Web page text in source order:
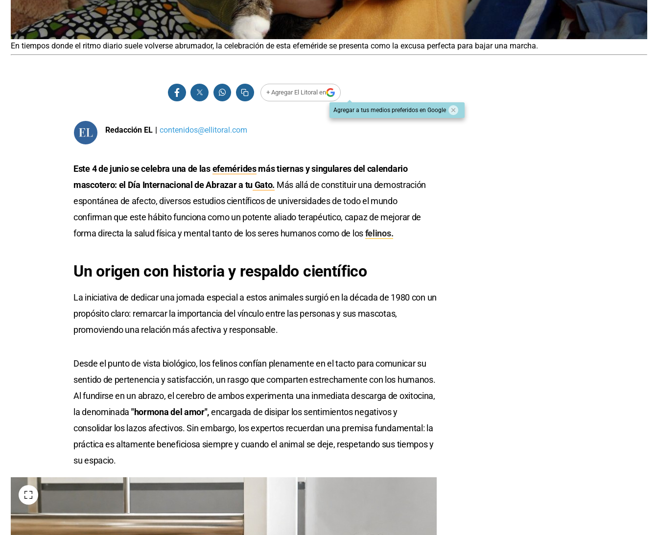
En tiempos donde el ritmo diario suele volverse abrumador, la celebración de esta efeméride se presenta como la excusa perfecta para bajar una marcha.
+ Agregar El Litoral en
Agregar a tus medios preferidos en Google
Redacción EL | contenidos@ellitoral.com
Este 4 de junio se celebra una de lasefeméridesmás tiernas y singulares del calendario
mascotero: el Día Internacional de Abrazar a tuGato. Más allá de constituir una demostración
espontánea de afecto, diversos estudios científicos de universidades de todo el mundo
confirman que este hábito funciona como un potente aliado terapéutico, capaz de mejorar de
forma directa la salud física y mental tanto de los seres humanos como de losfelinos.
Un origen con historia y respaldo científico
La iniciativa de dedicar una jornada especial a estos animales surgió en la década de 1980 con un
propósito claro: remarcar la importancia del vínculo entre las personas y sus mascotas,
promoviendo una relación más afectiva y responsable.
Desde el punto de vista biológico, los felinos confían plenamente en el tacto para comunicar su
sentido de pertenencia y satisfacción, un rasgo que comparten estrechamente con los humanos.
Al fundirse en un abrazo, el cerebro de ambos experimenta una inmediata descarga de oxitocina,
la denominada "hormona del amor",encargada de disipar los sentimientos negativos y
consolidar los lazos afectivos. Sin embargo, los expertos recuerdan una premisa fundamental: la
práctica es altamente beneficiosa siempre y cuando el animal se deje, respetando sus tiempos y
su espacio.